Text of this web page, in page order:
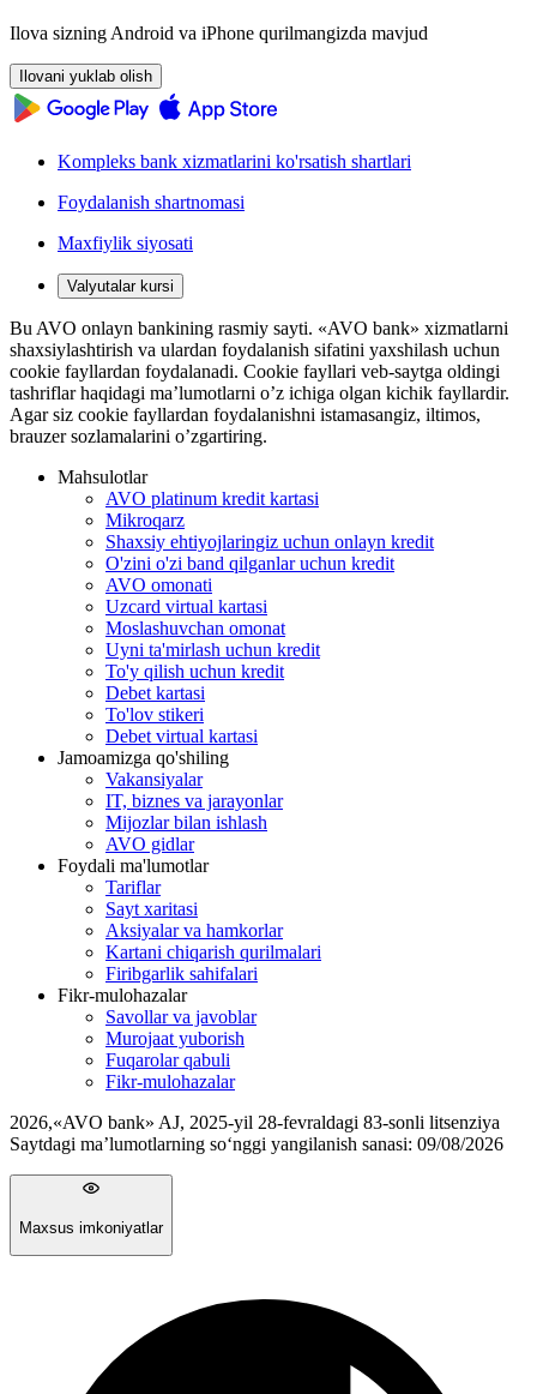
Ilova sizning Android va iPhone qurilmangizda mavjud
Ilovani yuklab olish
Kompleks bank xizmatlarini ko'rsatish shartlari
Foydalanish shartnomasi
Maxfiylik siyosati
Valyutalar kursi
Bu AVO onlayn bankining rasmiy sayti. «AVO bank» xizmatlarni
shaxsiylashtirish va ulardan foydalanish sifatini yaxshilash uchun
cookie fayllardan foydalanadi. Cookie fayllari veb-saytga oldingi
tashriflar haqidagi ma’lumotlarni o’z ichiga olgan kichik fayllardir.
Agar siz cookie fayllardan foydalanishni istamasangiz, iltimos,
brauzer sozlamalarini o’zgartiring.
Mahsulotlar
AVO platinum kredit kartasi
Mikroqarz
Shaxsiy ehtiyojlaringiz uchun onlayn kredit
O'zini o'zi band qilganlar uchun kredit
AVO omonati
Uzcard virtual kartasi
Moslashuvchan omonat
Uyni ta'mirlash uchun kredit
To'y qilish uchun kredit
Debet kartasi
To'lov stikeri
Debet virtual kartasi
Jamoamizga qo'shiling
Vakansiyalar
IT, biznes va jarayonlar
Mijozlar bilan ishlash
AVO gidlar
Foydali ma'lumotlar
Tariflar
Sayt xaritasi
Aksiyalar va hamkorlar
Kartani chiqarish qurilmalari
Firibgarlik sahifalari
Fikr-mulohazalar
Savollar va javoblar
Murojaat yuborish
Fuqarolar qabuli
Fikr-mulohazalar
2026,«AVO bank» AJ, 2025-yil 28-fevraldagi 83-sonli litsenziya
Saytdagi ma’lumotlarning so‘nggi yangilanish sanasi: 09/08/2026
Maxsus imkoniyatlar